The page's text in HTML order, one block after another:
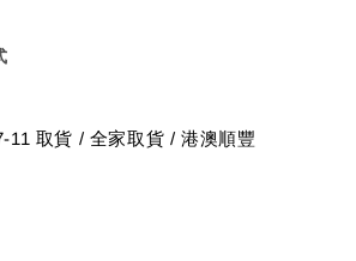
11 取貨 / 全家取貨 / 港澳順豐